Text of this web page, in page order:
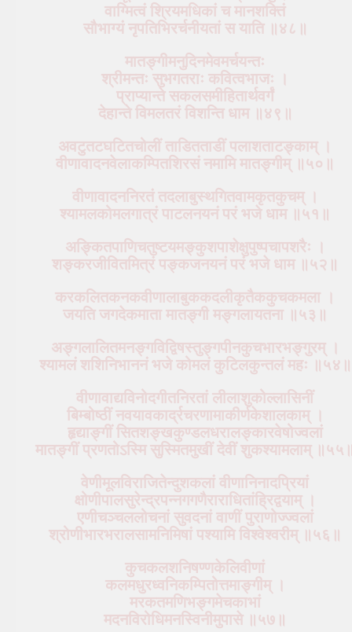
वाग्मित्वं श्रियमधिकां च मानशक्तिं
सौभाग्यं नृपतिभिरर्चनीयतां स याति ॥४८॥
मातङ्गीमनुदिनमेवमर्चयन्तः
श्रीमन्तः सुभगतराः कवित्वभाजः ।
प्राप्यान्ते सकलसमीहितार्थवर्गं
देहान्ते विमलतरं विशन्ति धाम ॥४९॥
अवटुतटघटितचोलीं ताडितताडीं पलाशताटङ्काम् ।
वीणावादनवेलाकम्पितशिरसं नमामि मातङ्गीम् ॥५०॥
वीणावादननिरतं तदलाबुस्थगितवामकृतकुचम् ।
श्यामलकोमलगात्रं पाटलनयनं परं भजे धाम ॥५१॥
अङ्कितपाणिचतुष्टयमङ्कुशपाशेक्षुपुष्पचापशरैः ।
शङ्करजीवितमित्रं पङ्कजनयनं परं भजे धाम ॥५२॥
करकलितकनकवीणालाबुककदलीकृतैककुचकमला ।
जयति जगदेकमाता मातङ्गी मङ्गलायतना ॥५३॥
अङ्गलालितमनङ्गविद्विषस्तुङ्गपीनकुचभारभङ्गुरम् ।
श्यामलं शशिनिभाननं भजे कोमलं कुटिलकुन्तलं महः ॥५४॥
वीणावाद्यविनोदगीतनिरतां लीलाशुकोल्लासिनीं
बिम्बोष्ठीं नवयावकार्द्रचरणामाकीर्णकेशालकाम् ।
हृद्याङ्गीं सितशङ्खकुण्डलधरालङ्कारवेषोज्वलां
मातङ्गीं प्रणतोऽस्मि सुस्मितमुखीं देवीं शुकश्यामलाम्
वेणीमूलविराजितेन्दुशकलां वीणानिनादप्रियां
क्षोणीपालसुरेन्द्रपन्नगगणैराराधितांह्रिद्वयाम् ।
एणीचञ्चललोचनां सुवदनां वाणीं पुराणोज्ज्वलां
श्रोणीभारभरालसामनिमिषां पश्यामि विश्वेश्वरीम् ॥५६॥
कुचकलशनिषण्णकेलिवीणां
कलमधुरध्वनिकम्पितोत्तमाङ्गीम् ।
मरकतमणिभङ्गमेचकाभां
मदनविरोधिमनस्विनीमुपासे ॥५७॥